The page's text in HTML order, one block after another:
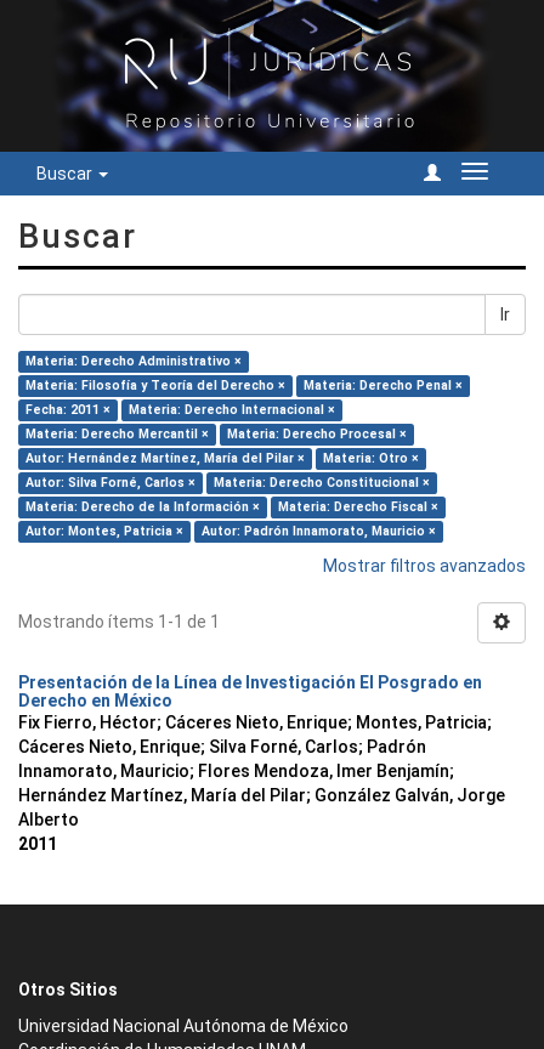
Buscar
Cambiar
Buscar
Ir
Materia: Derecho Administrativo ×
Materia: Filosofía y Teoría del Derecho ×
Materia: Derecho Penal ×
Fecha: 2011 ×
Materia: Derecho Internacional ×
Materia: Derecho Mercantil ×
Materia: Derecho Procesal ×
Autor: Hernández Martínez, María del Pilar ×
Materia: Otro ×
Autor: Silva Forné, Carlos ×
Materia: Derecho Constitucional ×
Materia: Derecho de la Información ×
Materia: Derecho Fiscal ×
Autor: Montes, Patricia ×
Autor: Padrón Innamorato, Mauricio ×
Mostrar filtros avanzados
Mostrando ítems 1-1 de 1
Presentación de la Línea de Investigación El Posgrado en
Derecho en México
Fix Fierro, Héctor; Cáceres Nieto, Enrique; Montes, Patricia;
Cáceres Nieto, Enrique; Silva Forné, Carlos; Padrón
Innamorato, Mauricio; Flores Mendoza, Imer Benjamín;
Hernández Martínez, María del Pilar; González Galván, Jorge
Alberto
2011
Otros Sitios
Universidad Nacional Autónoma de México